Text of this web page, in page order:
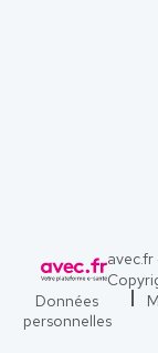
avec.fr
Données
personnelles